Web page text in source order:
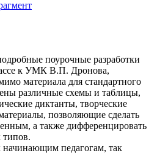
поурочные разработки
к УМК В.П. Дронова,
материала для стандартного
различные схемы и таблицы,
диктанты, творческие
позволяющие сделать
а также дифференцировать
типов.
начинающим педагогам, так